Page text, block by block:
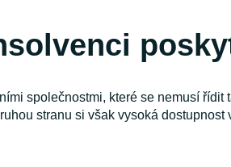
společnostmi, které se nemusí
stranu si však vysoká